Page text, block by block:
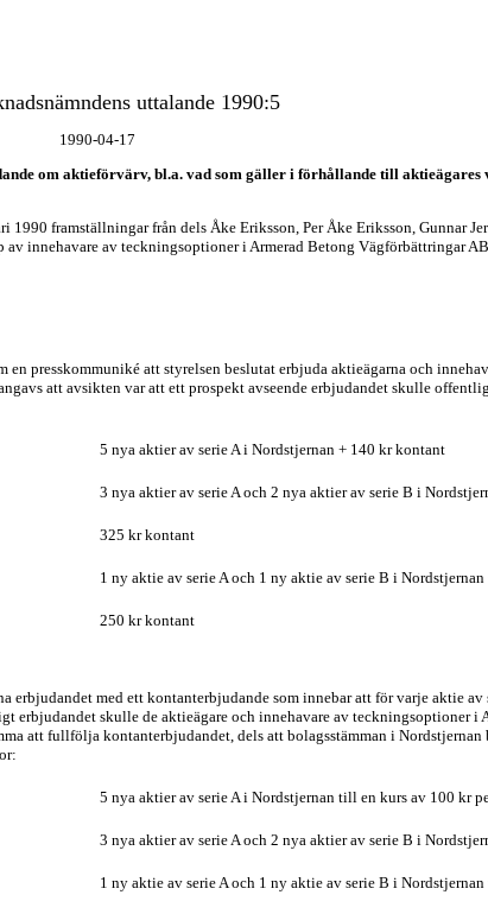
uttalande 1990:5
1990-04-17
om aktieförvärv, bl.a. vad som gäller i förhållande till aktieägares
framställningar från dels Åke Eriksson, Per Åke Eriksson, Gunnar
innehavare av teckningsoptioner i Armerad Betong Vägförbättringar
presskommuniké att styrelsen beslutat erbjuda aktieägarna och
att avsikten var att ett prospekt avseende erbjudandet skulle
5 nya aktier av serie A i Nordstjernan + 140 kr kontant
3 nya aktier av serie A och 2 nya aktier av serie B i
325 kr kontant
1 ny aktie av serie A och 1 ny aktie av serie B i
250 kr kontant
erbjudandet med ett kontanterbjudande som innebar att för varje aktie
skulle de aktieägare och innehavare av teckningsoptioner i
att fullfölja kontanterbjudandet, dels att bolagsstämman i
5 nya aktier av serie A i Nordstjernan till en kurs av 100 kr
3 nya aktier av serie A och 2 nya aktier av serie B i
1 ny aktie av serie A och 1 ny aktie av serie B i